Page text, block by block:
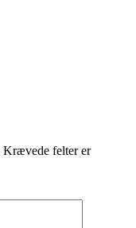
Krævede felter er